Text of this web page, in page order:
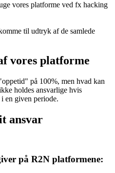
vores platforme ved fx hacking
til udtryk af de samlede
vores platforme
på 100%, men hvad kan
holdes ansvarlige hvis
en given periode.
ansvar
på R2N platformene: